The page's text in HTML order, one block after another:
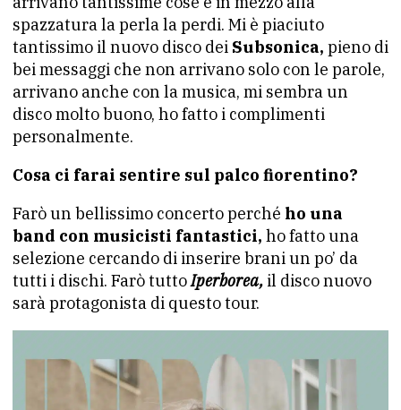
spazzatura la perla la perdi. Mi è piaciuto
tantissimo il nuovo disco dei Subsonica, pieno di
bei messaggi che non arrivano solo con le parole,
arrivano anche con la musica, mi sembra un
disco molto buono, ho fatto i complimenti
personalmente.
Cosa ci farai sentire sul palco fiorentino?
Farò un bellissimo concerto perché ho una
band con musicisti fantastici, ho fatto una
selezione cercando di inserire brani un po’ da
tutti i dischi. Farò tuttoIperborea,il disco nuovo
sarà protagonista di questo tour.